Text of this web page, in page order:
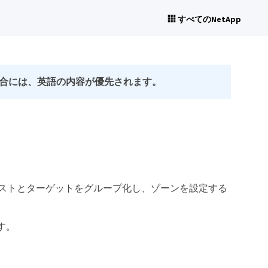
すべてのNetApp
は、英語の内容が優先されます。
トとターゲットをグループ化し、ゾーンを設定する